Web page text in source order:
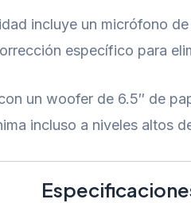
incluye un micrófono
específico para
un woofer de 6.5″ de
incluso a niveles altos